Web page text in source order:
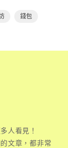
錢包
人看見！
文章，都非常